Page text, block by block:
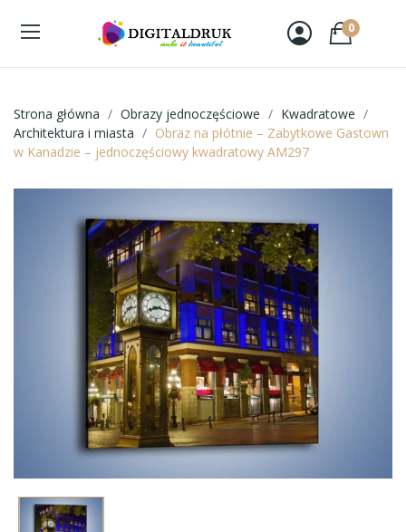
0
Strona główna Obrazy jednoczęściowe
Kwadratowe
Architektura i miasta
Obraz na płótnie – Zabytkowe Gastown
w Kanadzie – jednoczęściowy kwadratowy AM297